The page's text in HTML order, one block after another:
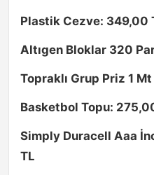
Plastik Cezve: 349,00
Altıgen Bloklar 320
Topraklı Grup Priz 1
Basketbol Topu:
Simply Duracell Aaa
TL